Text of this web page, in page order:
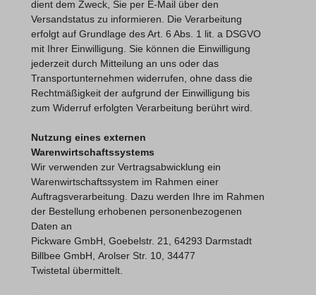
dient dem Zweck, Sie per E-Mail über den
Versandstatus zu informieren. Die Verarbeitung
erfolgt auf Grundlage des Art. 6 Abs. 1 lit. a DSGVO
mit Ihrer Einwilligung. Sie können die Einwilligung
jederzeit durch Mitteilung an uns oder das
Transportunternehmen widerrufen, ohne dass die
Rechtmäßigkeit der aufgrund der Einwilligung bis
zum Widerruf erfolgten Verarbeitung berührt wird.
Nutzung eines externen
Warenwirtschaftssystems
Wir verwenden zur Vertragsabwicklung ein
Warenwirtschaftssystem im Rahmen einer
Auftragsverarbeitung. Dazu werden Ihre im Rahmen
der Bestellung erhobenen personenbezogenen
Daten an
Pickware GmbH, Goebelstr. 21, 64293 Darmstadt
Billbee GmbH, Arolser Str. 10, 34477
Twistetal übermittelt.